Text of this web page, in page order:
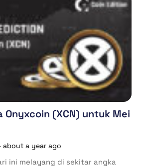
Onyxcoin (XCN) untuk Mei
about a year ago
ini melayang di sekitar angka